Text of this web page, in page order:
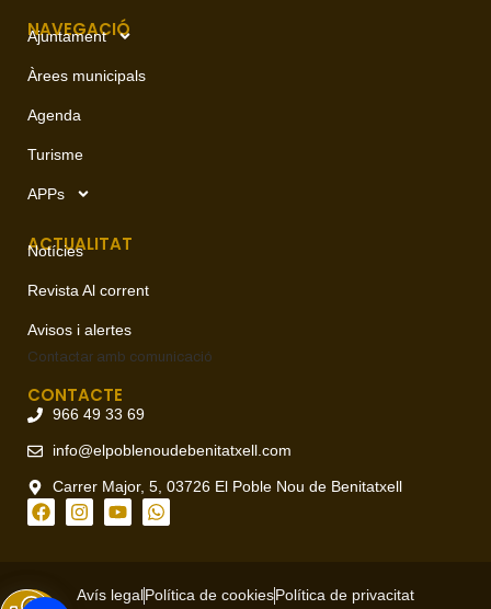
NAVEGACIÓ
Ajuntament
Àrees municipals
Agenda
Turisme
APPs
ACTUALITAT
Notícies
Revista Al corrent
Avisos i alertes
Contactar amb comunicació
CONTACTE
966 49 33 69
info@elpoblenoudebenitatxell.com
Carrer Major, 5, 03726 El Poble Nou de Benitatxell
Avís legalPolítica de cookiesPolítica de privacitat